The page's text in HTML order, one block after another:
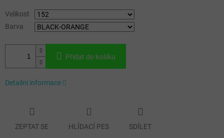
Velikost
Barva
Přidat do košíku
Detailní informace
ZEPTAT SE HLÍDACÍ PES SDÍLET